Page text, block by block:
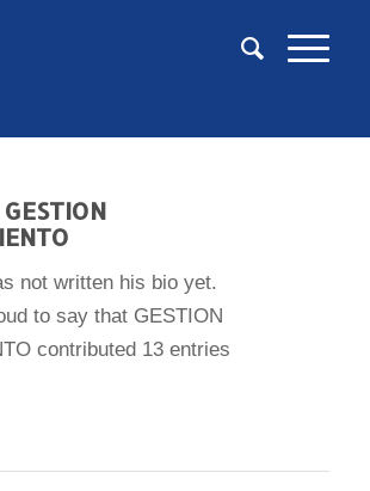
GESTION
not written his bio yet.
to say that GESTION
contributed 13 entries